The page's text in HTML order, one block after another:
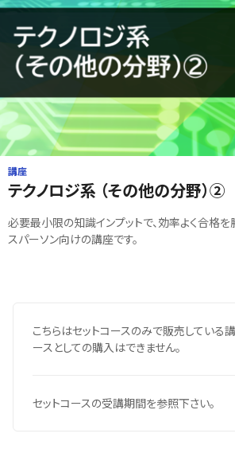
講座
テクノロジ系 （その他の分野）②
必要最小限の知識インプットで、効率よく合格
スパーソン向けの講座です。
こちらはセットコースのみで販売している
ースとしての購入はできません。
セットコースの受講期間を参照下さい。